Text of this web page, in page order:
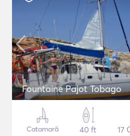
Fountaine Pajot Tobago
Catamarã
40 ft
17